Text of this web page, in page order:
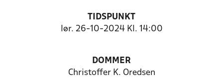
TIDSPUNKT
lør. 26-10-2024 Kl. 14:00
DOMMER
Christoffer K. Oredsen